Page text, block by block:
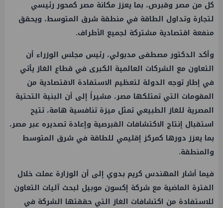
كل من مصر وقبرص، بما يعزز مكانة مصر كمحور رئيسي
لتجارة وتداول الطاقة في منطقة شرق المتوسط، ويحقق
منفعة اقتصادية مشتركة لجميع الأطراف.
وأكد الدكتور مصطفى مدبولي، رئيس مجلس الوزراء أن
التعاون مع الشركات العالمية الكبرى في قطاع الغاز يأتي
في إطار توجه الدولة لتعظيم الاستفادة الاقتصادية من
المقومات التي تمتلكها مصر، مشيراً إلى أن البنية التحتية
المصرية للغاز الطبيعي تمثل ميزة تنافسية هامة، تتيح
استقبال إنتاج الاكتشافات القبرصية وإعادة تصديره عبر مصر،
بما يعزز دورها كمركز إقليمي للطاقة في شرق المتوسط
والمنطقة.
فيما أشار المهندس كريم بدوي إلى أن الوزارة عملت خلال
الفترة الماضية مع شركة إكسون موبيل لبحث آليات التعاون
للاستفادة من اكتشافات الغاز التي حققتها الشركة في